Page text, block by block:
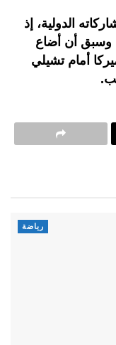
الدولية، إذ
وسبق أن أضاع
أمام تشيلي
رياضة